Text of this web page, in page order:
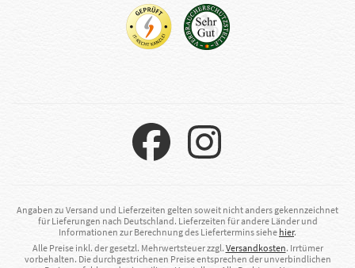
Angaben zu Versand und Lieferzeiten gelten soweit nicht anders gekennzeichnet
für Lieferungen nach Deutschland. Lieferzeiten für andere Länder und
Informationen zur Berechnung des Liefertermins siehe hier.
Alle Preise inkl. der gesetzl. Mehrwertsteuer zzgl. Versandkosten. Irrtümer
vorbehalten. Die durchgestrichenen Preise entsprechen der unverbindlichen